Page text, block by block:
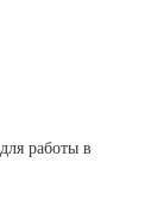
работы в